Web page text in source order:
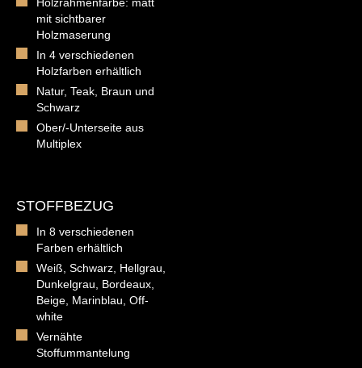
mit sichtbarer
Holzmaserung
In 4 verschiedenen
Holzfarben erhältlich
Natur, Teak, Braun und
Schwarz
Ober/-Unterseite aus
Multiplex
STOFFBEZUG
In 8 verschiedenen
Farben erhältlich
Weiß, Schwarz, Hellgrau,
Dunkelgrau, Bordeaux,
Beige, Marinblau, Off-
white
Vernähte
Stoffummantelung